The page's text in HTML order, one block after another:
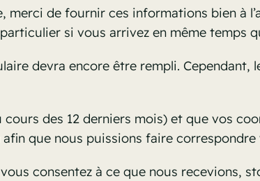
de fournir ces informations bien à
si vous arrivez en même temps
devra encore être rempli.
des 12 derniers mois) et que vos
que nous puissions faire
consentez à ce que nous recevions,